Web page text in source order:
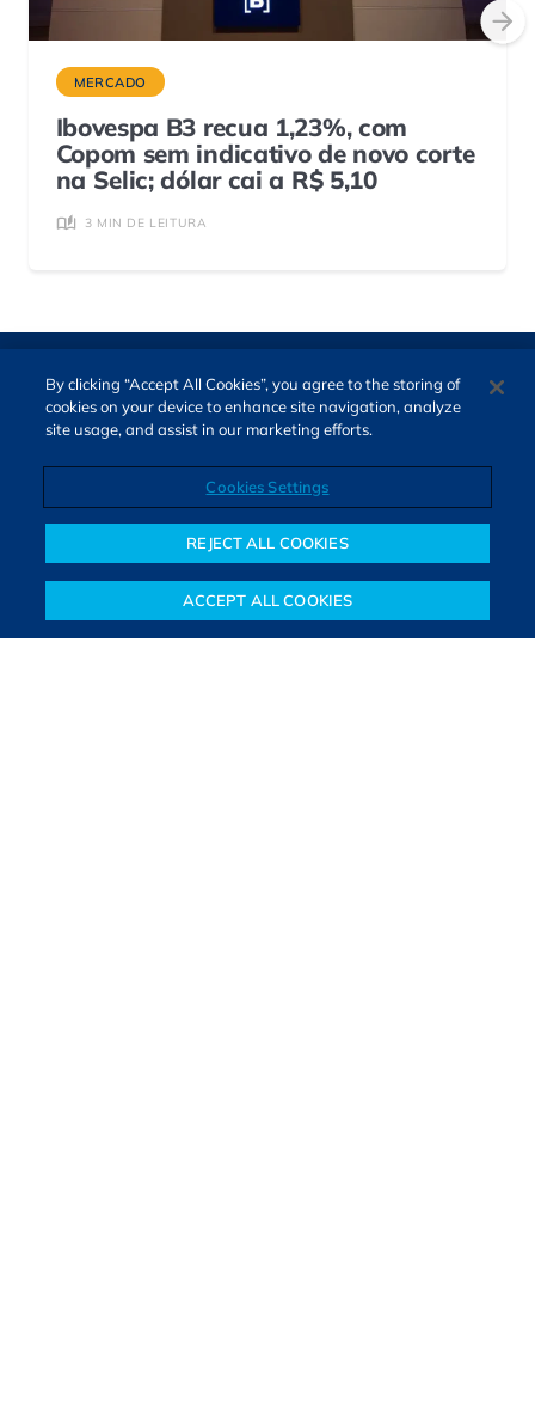
Notícias Colunistas Objetivos financeiros Investimentos Mais
MERCADO
Ibovespa B3 recua 1,23%, com
Copom sem indicativo de novo corte
na Selic; dólar cai a R$ 5,10
3 MIN DE LEITURA
O Bora Investir, site de notícias e educação financeira da B3,
oferece notícias e conteúdos especializados sobre o mercado
composta por especialistas, o site proporciona aprendizado
sólido e confiável, além de artigos de parceiros que ampliam
By clicking “Accept All Cookies”, you agree to the storing of
cookies on your device to enhance site navigation, analyze
site usage, and assist in our marketing efforts.
Cookies Settings
REJECT ALL COOKIES
ACCEPT ALL COOKIES